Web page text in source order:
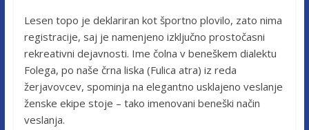
Lesen topo je deklariran kot športno plovilo, zato nima
registracije, saj je namenjeno izključno prostočasni
rekreativni dejavnosti. Ime čolna v beneškem dialektu
Folega, po naše črna liska (Fulica atra) iz reda
žerjavovcev, spominja na elegantno usklajeno veslanje
ženske ekipe stoje – tako imenovani beneški način
veslanja.